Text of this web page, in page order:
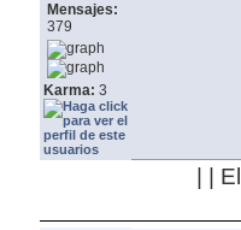
Mensajes:
379
Karma: 3
| |